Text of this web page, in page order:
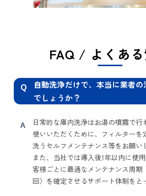
FAQ / よくあ
Q
自動洗浄だけで、本当に業者
でしょうか？
A
日常的な庫内洗浄はお湯の噴霧で行
使いいただくために、フィルターを
洗うセルフメンテナンス等をお願い
また、当社では導入後1年以内に使
客様ごとに最適なメンテナンス周期
回）を確定させるサポート体制をと